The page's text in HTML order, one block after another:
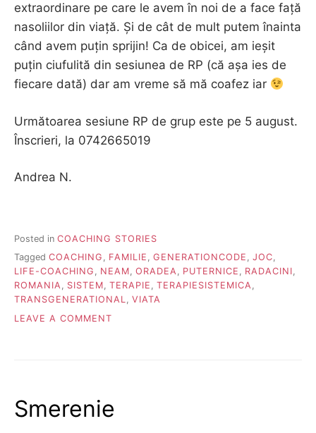
extraordinare pe care le avem în noi de a face față
nasoliilor din viață. Și de cât de mult putem înainta
când avem puțin sprijin! Ca de obicei, am ieșit
puțin ciufulită din sesiunea de RP (că așa ies de
fiecare dată) dar am vreme să mă coafez iar
Următoarea sesiune RP de grup este pe 5 august.
Înscrieri, la 0742665019
Andrea N.
Posted in COACHING STORIES
Tagged COACHING , FAMILIE , GENERATIONCODE , JOC,
LIFE-COACHING , NEAM, ORADEA, PUTERNICE , RADACINI,
ROMANIA, SISTEM, TERAPIE , TERAPIESISTEMICA,
TRANSGENERATIONAL, VIATA
LEAVE A COMMENT
Smerenie